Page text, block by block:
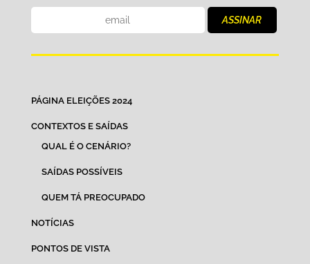
PÁGINA ELEIÇÕES 2024
CONTEXTOS E SAÍDAS
QUAL É O CENÁRIO?
SAÍDAS POSSÍVEIS
QUEM TÁ PREOCUPADO
NOTÍCIAS
PONTOS DE VISTA